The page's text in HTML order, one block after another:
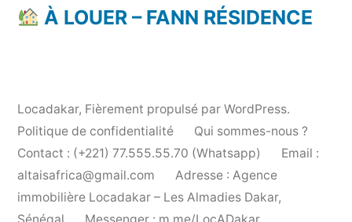
À LOUER – FANN RÉSIDENCE
Locadakar, Fièrement propulsé par WordPress.
Politique de confidentialité
Qui sommes-nous ?
Contact : (+221) 77.555.55.70 (Whatsapp)
Email :
altaisafrica@gmail.com
Adresse : Agence
immobilière Locadakar – Les Almadies Dakar,